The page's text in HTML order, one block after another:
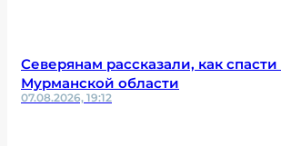
Северянам рассказали, как спасти
Мурманской области
07.08.2026, 19:12